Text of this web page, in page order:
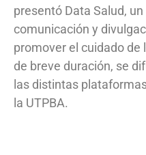
presentó Data Salud,
comunicación y
promover el cuidado de
de breve duración, se
las distintas
la UTPBA.